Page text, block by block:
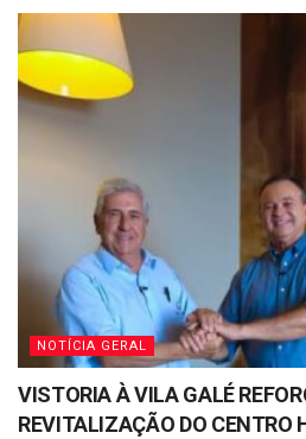
NOTÍCIA GERAL
VISTORIA À VILA GALÉ
REVITALIZAÇÃO DO CENTRO